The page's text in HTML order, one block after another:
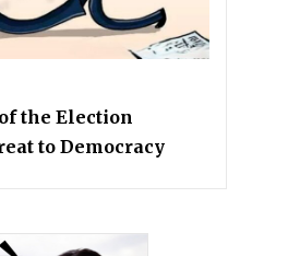
the Election
to Democracy